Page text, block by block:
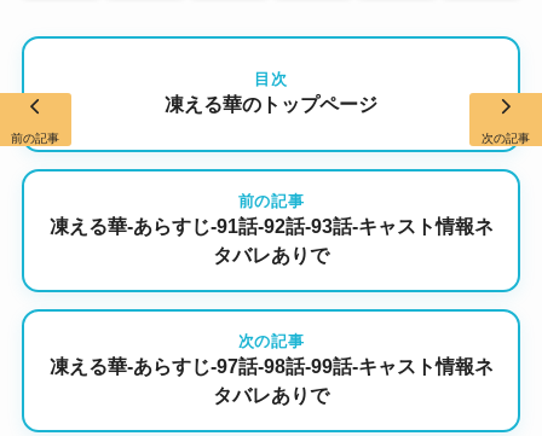
目次
凍える華のトップページ
前の記事
凍える華-あらすじ-91話-92話-93話-キャスト情報ネ
タバレありで
次の記事
凍える華-あらすじ-97話-98話-99話-キャスト情報ネ
タバレありで
前の記事 次の記事